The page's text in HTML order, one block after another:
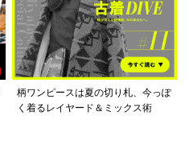
柄ワンピースは夏の切り札、今っぽ
く着るレイヤード＆ミックス術